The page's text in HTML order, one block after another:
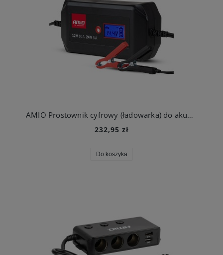
AMIO Prostownik cyfrowy (ładowarka) do akumulatorów STD GEL AGM WET 10A 12V 24V
232,95 zł
Do koszyka